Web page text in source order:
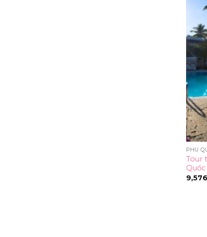
PHÚ
Tour
Quốc